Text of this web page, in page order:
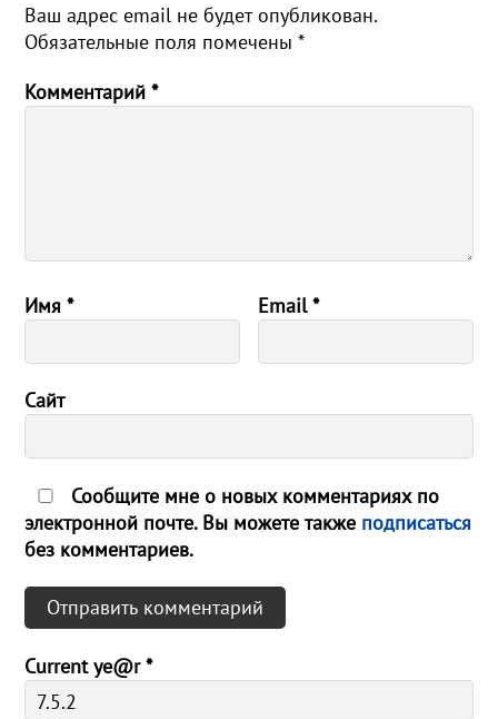
Ваш адрес email не будет опубликован.
Обязательные поля помечены*
Комментарий*
Имя* Email*
Сайт
Сообщите мне о новых комментариях по
электронной почте. Вы можете также подписаться
без комментариев.
Current ye@r*